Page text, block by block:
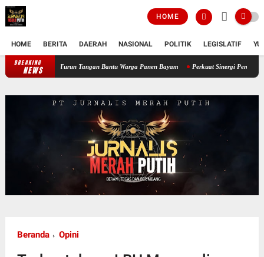
HOME
HOME BERITA DAERAH NASIONAL POLITIK LEGISLATIF
BREAKING
NEWSPerkuat Ketahanan Pangan Wilayah, Babinsa Koramil 12/Tnp Turun Tangan
Beranda Opini